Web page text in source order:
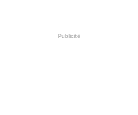
Publicité